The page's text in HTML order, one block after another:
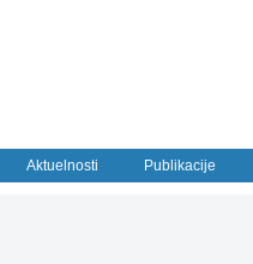
Aktuelnosti Publikacije